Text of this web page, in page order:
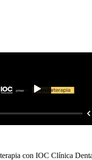
con IOC Clínica